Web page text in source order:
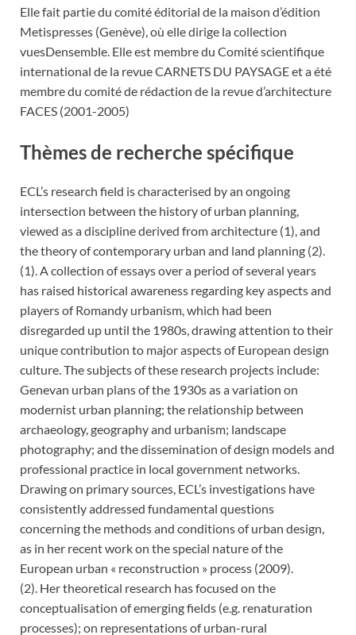
Elle fait partie du comité éditorial de la maison d’édition
Metispresses (Genève), où elle dirige la collection
vuesDensemble. Elle est membre du Comité scientifique
international de la revue CARNETS DU PAYSAGE et a été
membre du comité de rédaction de la revue d’architecture
FACES (2001-2005)
Thèmes de recherche spécifique
ECL’s research field is characterised by an ongoing
intersection between the history of urban planning,
viewed as a discipline derived from architecture (1), and
the theory of contemporary urban and land planning (2).
(1). A collection of essays over a period of several years
has raised historical awareness regarding key aspects and
players of Romandy urbanism, which had been
disregarded up until the 1980s, drawing attention to their
unique contribution to major aspects of European design
culture. The subjects of these research projects include:
Genevan urban plans of the 1930s as a variation on
modernist urban planning; the relationship between
archaeology, geography and urbanism; landscape
photography; and the dissemination of design models and
professional practice in local government networks.
Drawing on primary sources, ECL’s investigations have
consistently addressed fundamental questions
concerning the methods and conditions of urban design,
as in her recent work on the special nature of the
European urban « reconstruction » process (2009).
(2). Her theoretical research has focused on the
conceptualisation of emerging fields (e.g. renaturation
processes); on representations of urban-rural